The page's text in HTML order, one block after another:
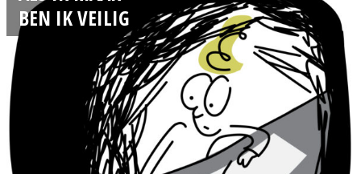
BEN IK VEILIG